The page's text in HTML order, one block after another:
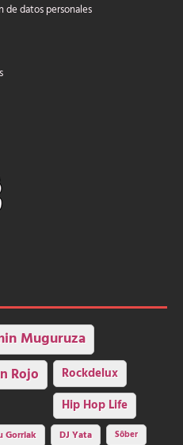
de datos personales
Muguruza
Rojo Rockdelux
Hip Hop Life
Gorriak DJ Yata
Sôber